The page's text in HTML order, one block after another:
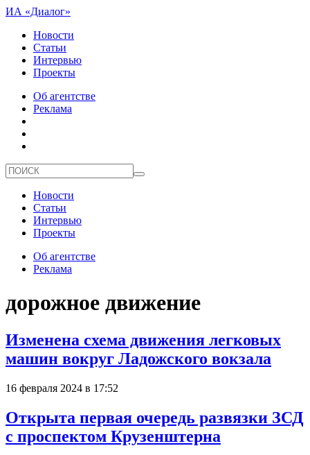
ИА «Диалог»
Новости
Статьи
Интервью
Проекты
Об агентстве
Реклама
Новости
Статьи
Интервью
Проекты
Об агентстве
Реклама
дорожное движение
Изменена схема движения легковых
машин вокруг Ладожского вокзала
16 февраля 2024 в 17:52
Открыта первая очередь развязки ЗСД
с проспектом Крузенштерна